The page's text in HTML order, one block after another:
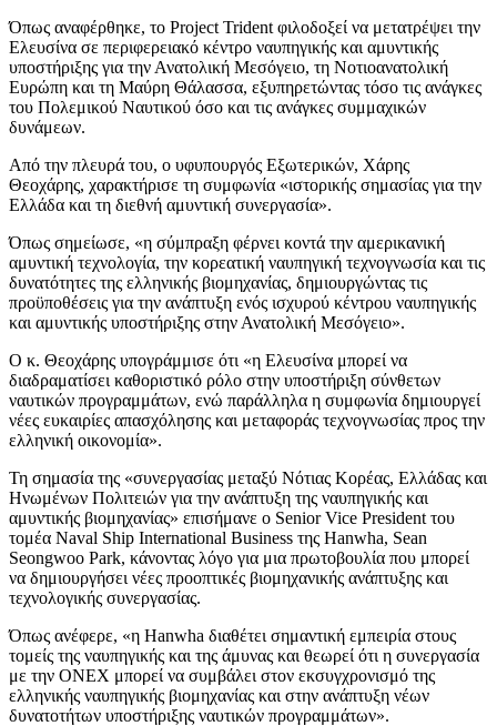
Όπως αναφέρθηκε, το Project Trident φιλοδοξεί να μετατρέψει την
Ελευσίνα σε περιφερειακό κέντρο ναυπηγικής και αμυντικής
υποστήριξης για την Ανατολική Μεσόγειο, τη Νοτιοανατολική
Ευρώπη και τη Μαύρη Θάλασσα, εξυπηρετώντας τόσο τις ανάγκες
του Πολεμικού Ναυτικού όσο και τις ανάγκες συμμαχικών
δυνάμεων.
Από την πλευρά του, ο υφυπουργός Εξωτερικών, Χάρης
Θεοχάρης, χαρακτήρισε τη συμφωνία «ιστορικής σημασίας για την
Ελλάδα και τη διεθνή αμυντική συνεργασία».
Όπως σημείωσε, «η σύμπραξη φέρνει κοντά την αμερικανική
αμυντική τεχνολογία, την κορεατική ναυπηγική τεχνογνωσία και τις
δυνατότητες της ελληνικής βιομηχανίας, δημιουργώντας τις
προϋποθέσεις για την ανάπτυξη ενός ισχυρού κέντρου ναυπηγικής
και αμυντικής υποστήριξης στην Ανατολική Μεσόγειο».
Ο κ. Θεοχάρης υπογράμμισε ότι «η Ελευσίνα μπορεί να
διαδραματίσει καθοριστικό ρόλο στην υποστήριξη σύνθετων
ναυτικών προγραμμάτων, ενώ παράλληλα η συμφωνία δημιουργεί
νέες ευκαιρίες απασχόλησης και μεταφοράς τεχνογνωσίας προς την
ελληνική οικονομία».
Τη σημασία της «συνεργασίας μεταξύ Νότιας Κορέας, Ελλάδας και
Ηνωμένων Πολιτειών για την ανάπτυξη της ναυπηγικής και
αμυντικής βιομηχανίας» επισήμανε ο Senior Vice President του
τομέα Naval Ship International Business της Hanwha, Sean
Seongwoo Park, κάνοντας λόγο για μια πρωτοβουλία που μπορεί
να δημιουργήσει νέες προοπτικές βιομηχανικής ανάπτυξης και
τεχνολογικής συνεργασίας.
Όπως ανέφερε, «η Hanwha διαθέτει σημαντική εμπειρία στους
τομείς της ναυπηγικής και της άμυνας και θεωρεί ότι η συνεργασία
με την ONEX μπορεί να συμβάλει στον εκσυγχρονισμό της
ελληνικής ναυπηγικής βιομηχανίας και στην ανάπτυξη νέων
δυνατοτήτων υποστήριξης ναυτικών προγραμμάτων».